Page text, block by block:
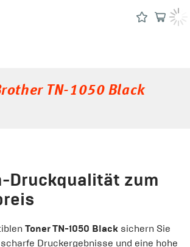
TN-1050 Black
Druckqualität zum
Toner TN-1050 Black sichern Sie
Druckergebnisse und eine hohe